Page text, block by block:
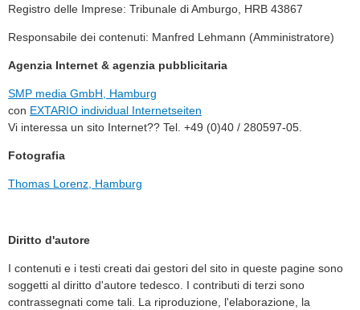
Registro delle Imprese: Tribunale di Amburgo, HRB 43867
Responsabile dei contenuti: Manfred Lehmann (Amministratore)
Agenzia Internet & agenzia pubblicitaria
SMP media GmbH, Hamburg
con EXTARIO individual Internetseiten
Vi interessa un sito Internet?? Tel. +49 (0)40 / 280597-05.
Fotografia
Thomas Lorenz, Hamburg
Diritto d'autore
I contenuti e i testi creati dai gestori del sito in queste pagine sono
soggetti al diritto d'autore tedesco. I contributi di terzi sono
contrassegnati come tali. La riproduzione, l'elaborazione, la